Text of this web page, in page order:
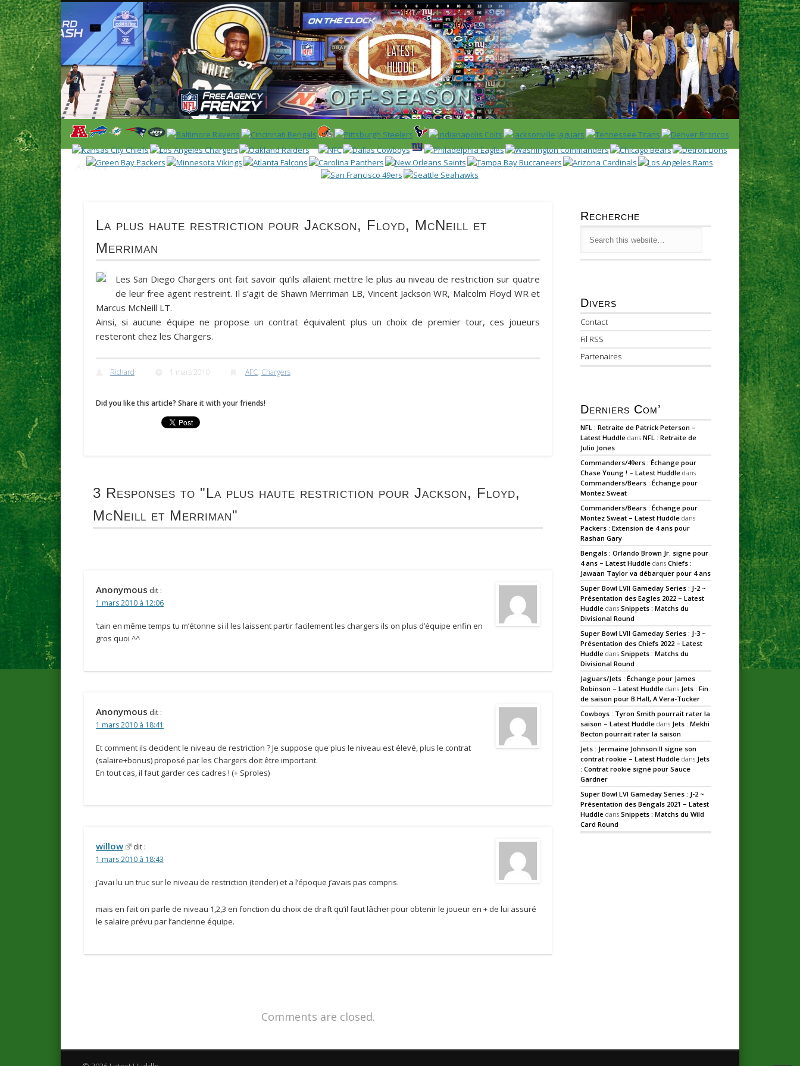
Latest
News en français sur la NFL et le Football Américain (Foot US)
ACCUEIL NEWS SAISON 2025 CALENDRIER / CLASSEMENT NFL DRAFT/COMBINE ENCYCLOPÉDIE
La plus haute restriction pour Jackson, Floyd, McNeill et
Merriman
Les San Diego Chargers ont fait savoir qu’ils allaient mettre le plus au niveau de restriction sur quatre
de leur free agent restreint. Il s’agit de Shawn Merriman LB, Vincent JacksonWR, Malcolm Floyd WR et
Marcus McNeill LT.
Ainsi, si aucune équipe ne propose un contrat équivalent plus un choix de premier tour, ces joueurs
resteront chez les Chargers.
Richard 1 mars 2010 AFC, Chargers
Did you like this article? Share it with your friends!
3 Responses to "La plus haute restriction pour Jackson, Floyd,
McNeill et Merriman"
Anonymous dit :
1 mars 2010 à 12:06
‘tain en même temps tu m’étonne si il les laissent partir facilement les chargers ils on plus d’équipe enfin en
gros quoi ^^
Anonymous dit :
1 mars 2010 à 18:41
Et comment ils decident le niveau de restriction ? Je suppose que plus le niveau est élevé, plus le contrat
(salaire+bonus) proposé par les Chargers doit être important.
En tout cas, il faut garder ces cadres ! (+ Sproles)
willow dit :
1 mars 2010 à 18:43
j’avai lu un truc sur le niveau de restriction (tender) et a l’époque j’avais pas compris.
mais en fait on parle de niveau 1,2,3 en fonction du choix de draft qu’il faut lâcher pour obtenir le joueur en + de lui assuré
le salaire prévu par l’ancienne équipe.
Comments are closed.
Recherche
Divers
Contact
Fil RSS
Partenaires
Derniers Com’
NFL : Retraite de Patrick Peterson –
Latest Huddle dansNFL : Retraite de
Julio Jones
Commanders/49ers : Échange pour
Chase Young ! – Latest Huddle dans
Commanders/Bears : Échange pour
Montez Sweat
Commanders/Bears : Échange pour
Montez Sweat – Latest Huddle dans
Packers : Extension de 4 ans pour
Rashan Gary
Bengals : Orlando Brown Jr. signe pour
4 ans – Latest Huddle dansChiefs :
Jawaan Taylor va débarquer pour 4 ans
Super Bowl LVII Gameday Series : J-2 ~
Présentation des Eagles 2022 – Latest
Huddle dansSnippets : Matchs du
Divisional Round
Super Bowl LVII Gameday Series : J-3 ~
Présentation des Chiefs 2022 – Latest
Huddle dansSnippets : Matchs du
Divisional Round
Jaguars/Jets : Échange pour James
Robinson – Latest Huddle dans Jets : Fin
de saison pour B.Hall, A.Vera-Tucker
Cowboys : Tyron Smith pourrait rater la
saison – Latest Huddle dans Jets : Mekhi
Becton pourrait rater la saison
Jets : Jermaine Johnson II signe son
contrat rookie – Latest Huddle dans Jets
: Contrat rookie signé pour Sauce
Gardner
Super Bowl LVI Gameday Series : J-2 ~
Présentation des Bengals 2021 – Latest
Huddle dansSnippets : Matchs du Wild
Card Round